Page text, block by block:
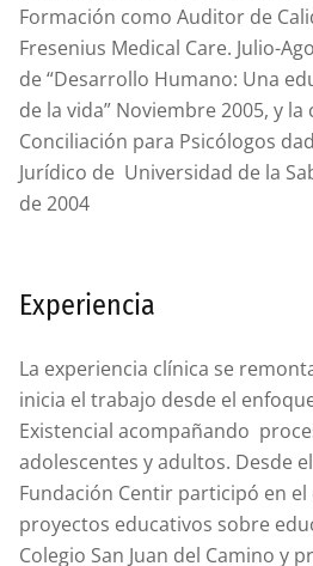
Formación como Auditor de
Fresenius Medical Care. Julio-
de “Desarrollo Humano: Una
de la vida” Noviembre 2005, y
Conciliación para Psicólogos
Jurídico de Universidad de la
de 2004
Experiencia
La experiencia clínica se
inicia el trabajo desde el
Existencial acompañando
adolescentes y adultos. Desde
Fundación Centir participó en
proyectos educativos sobre
Colegio San Juan del Camino y